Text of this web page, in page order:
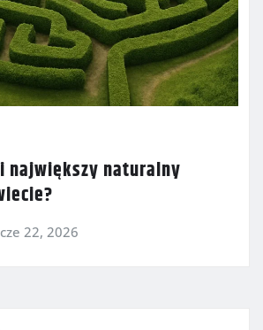
największy naturalny
cze 22, 2026